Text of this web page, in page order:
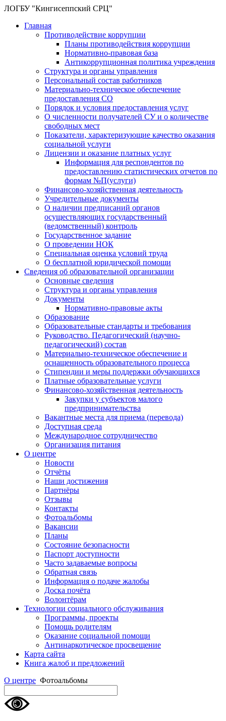
ЛОГБУ "Кингисеппский СРЦ"
Главная
Противодействие коррупции
Планы противодействия коррупции
Нормативно-правовая база
Антикоррупционная политика учреждения
Структура и органы управления
Персональный состав работников
Материально-техническое обеспечение
предоставления СО
Порядок и условия предоставления услуг
О численности получателей СУ и о количестве
свободных мест
Показатели, характеризующие качество оказания
социальной услуги
Лицензии и оказание платных услуг
Информация для респондентов по
предоставлению статистических отчетов по
формам №П(услуги)
Финансово-хозяйственная деятельность
Учредительные документы
О наличии предписаний органов
осуществляющих государственный
(ведомственный) контроль
Государственное задание
О проведении НОК
Специальная оценка условий труда
О бесплатной юридической помощи
Сведения об образовательной организации
Основные сведения
Структура и органы управления
Документы
Нормативно-правовые акты
Образование
Образовательные стандарты и требования
Руководство. Педагогический (научно-
педагогический) состав
Материально-техническое обеспечение и
оснащенность образовательного процесса
Стипендии и меры поддержки обучающихся
Платные образовательные услуги
Финансово-хозяйственная деятельность
Закупки у субъектов малого
предпринимательства
Вакантные места для приема (перевода)
Доступная среда
Международное сотрудничество
Организация питания
О центре
Новости
Отчёты
Наши достижения
Партнёры
Отзывы
Контакты
Фотоальбомы
Вакансии
Планы
Состояние безопасности
Паспорт доступности
Часто задаваемые вопросы
Обратная связь
Информация о подаче жалобы
Доска почёта
Волонтёрам
Технологии социального обслуживания
Программы, проекты
Помощь родителям
Оказание социальной помощи
Антинаркотическое просвещение
Карта сайта
Книга жалоб и предложений
О центре Фотоальбомы